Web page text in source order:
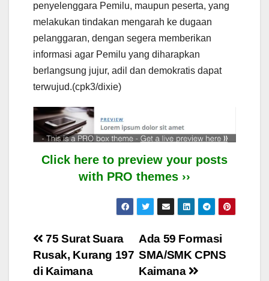
penyelenggara Pemilu, maupun peserta, yang
melakukan tindakan mengarah ke dugaan
pelanggaran, dengan segera memberikan
informasi agar Pemilu yang diharapkan
berlangsung jujur, adil dan demokratis dapat
terwujud.(cpk3/dixie)
Click here to preview your posts
with PRO themes ››
Post
navigation
Ada 59 Formasi
SMA/SMK CPNS
Kaimana
75 Surat Suara
Rusak, Kurang 197
di Kaimana